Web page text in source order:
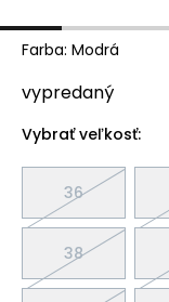
Farba: Modrá
vypredaný
Vybrať veľkosť:
36
38